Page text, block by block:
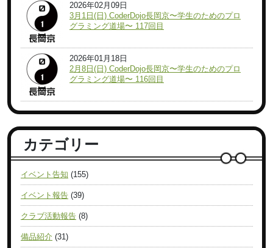
2026年02月09日
3月1日(日) CoderDojo長岡京〜学生のためのプロ
グラミング道場〜 117回目
2026年01月18日
2月8日(日) CoderDojo長岡京〜学生のためのプロ
グラミング道場〜 116回目
カテゴリー
イベント告知 (155)
イベント報告 (39)
クラブ活動報告 (8)
備品紹介 (31)